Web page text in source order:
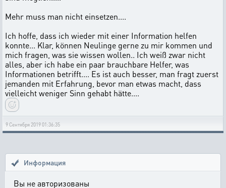
Mehr muss man nicht einsetzen....
Ich hoffe, dass ich wieder mit einer Information helfen
konnte... Klar, können Neulinge gerne zu mir kommen und
mich fragen, was sie wissen wollen.. Ich weiß zwar nicht
alles, aber ich habe ein paar brauchbare Helfer, was
Informationen betrifft.... Es ist auch besser, man fragt zuerst
jemanden mit Erfahrung, bevor man etwas macht, dass
vielleicht weniger Sinn gehabt hätte....
9 Сентября 2019 01:36:35
Информация
Вы не авторизованы